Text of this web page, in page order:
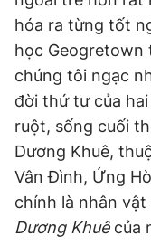
hóa ra từng tốt
học Geogretown
chúng tôi ngạc
đời thứ tư của
ruột, sống cuối
Dương Khuê,
Vân Đình, Ứng
chính là nhân
Dương Khuêcủa